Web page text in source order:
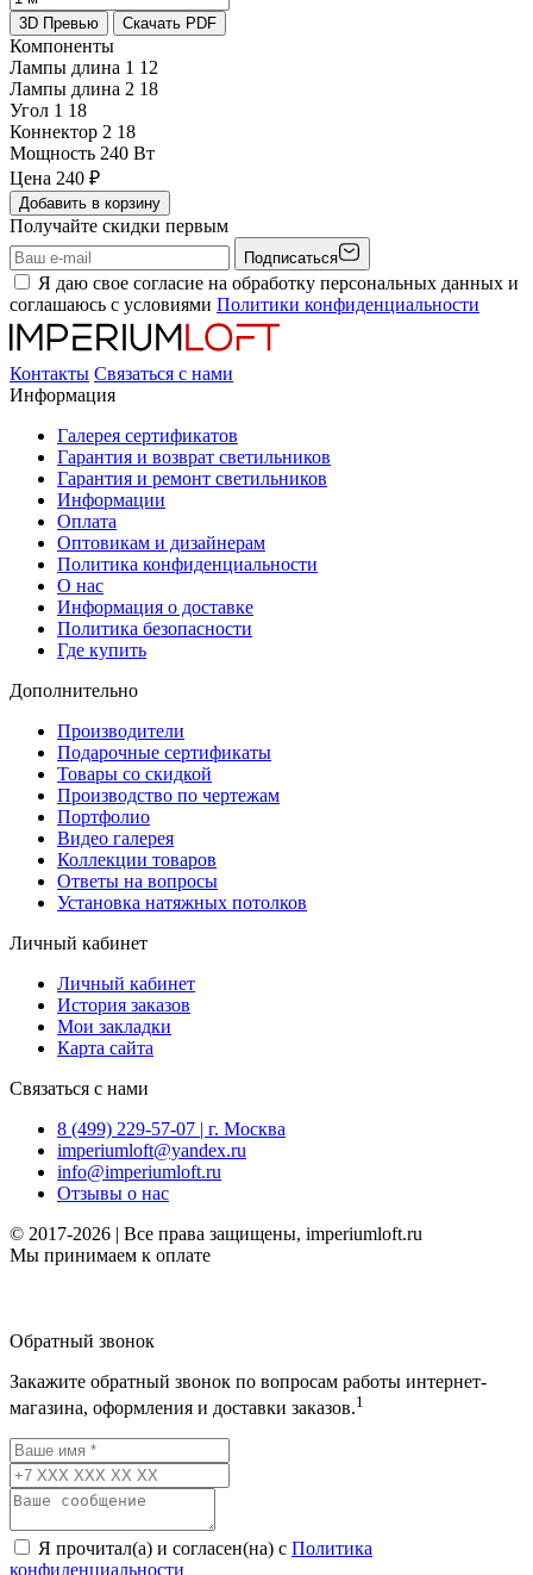
3D Превью Скачать PDF
Компоненты
Лампы длина 1 12
Лампы длина 2 18
Угол 1 18
Коннектор 2 18
Мощность 240 Вт
Цена 240 ₽
Добавить в корзину
Получайте скидки первым
Подписаться
Я даю свое согласие на обработку персональных данных и
соглашаюсь с условиями Политики конфиденциальности
Контакты Связаться с нами
Информация
Галерея сертификатов
Гарантия и возврат светильников
Гарантия и ремонт светильников
Информации
Оплата
Оптовикам и дизайнерам
Политика конфиденциальности
О нас
Информация о доставке
Политика безопасности
Где купить
Дополнительно
Производители
Подарочные сертификаты
Товары со скидкой
Производство по чертежам
Портфолио
Видео галерея
Коллекции товаров
Ответы на вопросы
Установка натяжных потолков
Личный кабинет
Личный кабинет
История заказов
Мои закладки
Карта сайта
Связаться с нами
8 (499) 229-57-07 | г. Москва
imperiumloft@yandex.ru
info@imperiumloft.ru
Отзывы о нас
© 2017-2026 | Все права защищены, imperiumloft.ru
Мы принимаем к оплате
Обратный звонок
Закажите обратный звонок по вопросам работы интернет-
магазина, оформления и доставки заказов.1
Я прочитал(а) и согласен(на) с Политика
конфиденциальности